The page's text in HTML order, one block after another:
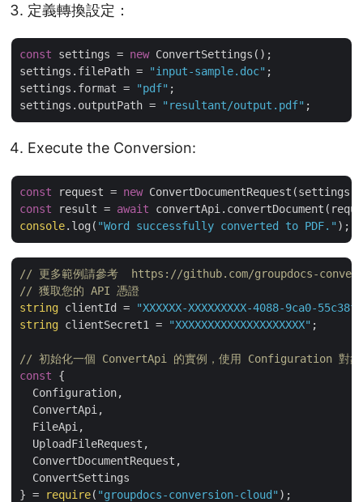
定義轉換設定：
const settings = new ConvertSettings();
settings.filePath =
"input-sample.doc" ;
settings.format =
"pdf" ;
settings.outputPath =
"resultant/output.pdf"
Execute the Conversion:
const request = new
const result = await
console.log( "Word successfully converted to PDF."
// 更多範例請參考  https://github.com/groupdocs-
// 獲取您的 API 憑證
string clientId =
"XXXXXX-XXXXXXXXX-4088-9ca0-
string clientSecret1 = "XXXXXXXXXXXXXXXXXXXX" ;
// 初始化一個 ConvertApi 的實例，使用 Configuration 對象
const {
  Configuration,
  ConvertApi,
  FileApi,
  UploadFileRequest,
  ConvertDocumentRequest,
  ConvertSettings
} =
require( "groupdocs-conversion-cloud" );